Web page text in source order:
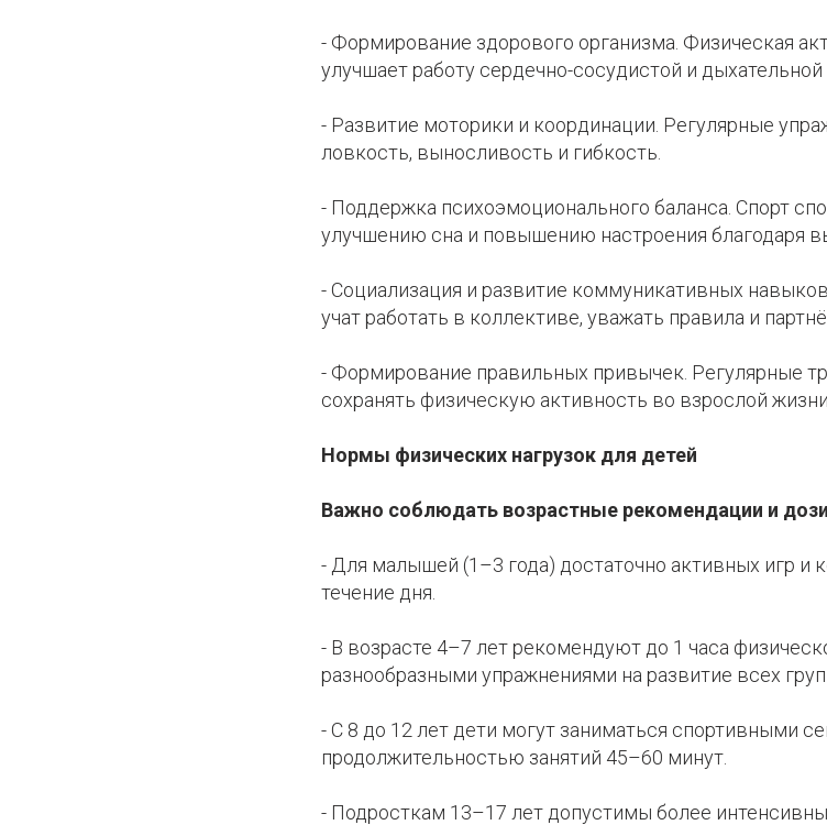
- Формирование здорового организма. Физическая
улучшает работу сердечно-сосудистой и дыхательной
- Развитие моторики и координации. Регулярные
ловкость, выносливость и гибкость.
- Поддержка психоэмоционального баланса. Спорт
улучшению сна и повышению настроения благодаря
- Социализация и развитие коммуникативных
учат работать в коллективе, уважать правила и
- Формирование правильных привычек. Регулярные
сохранять физическую активность во взрослой жизни.
Нормы физических нагрузок для детей
Важно соблюдать возрастные рекомендации и
- Для малышей (1–3 года) достаточно активных игр и
течение дня.
- В возрасте 4–7 лет рекомендуют до 1 часа
разнообразными упражнениями на развитие всех
- С 8 до 12 лет дети могут заниматься спортивными
продолжительностью занятий 45–60 минут.
- Подросткам 13–17 лет допустимы более